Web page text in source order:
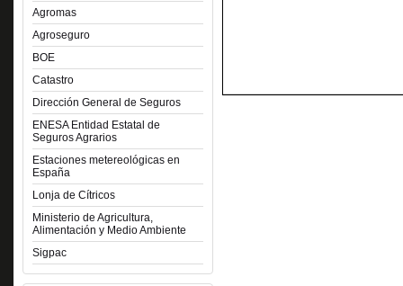
Agromas
Agroseguro
BOE
Catastro
Dirección General de Seguros
ENESA Entidad Estatal de
Seguros Agrarios
Estaciones metereológicas en
España
Lonja de Cítricos
Ministerio de Agricultura,
Alimentación y Medio Ambiente
Sigpac